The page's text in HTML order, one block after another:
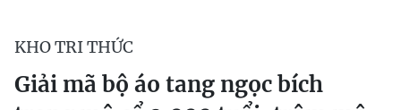
KHO TRI THỨC
Giải mã bộ áo tang ngọc bích